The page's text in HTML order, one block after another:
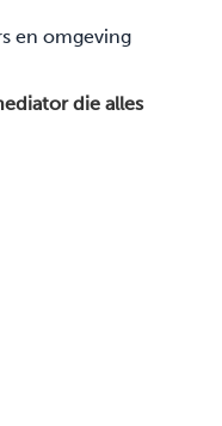
en omgeving
die alles